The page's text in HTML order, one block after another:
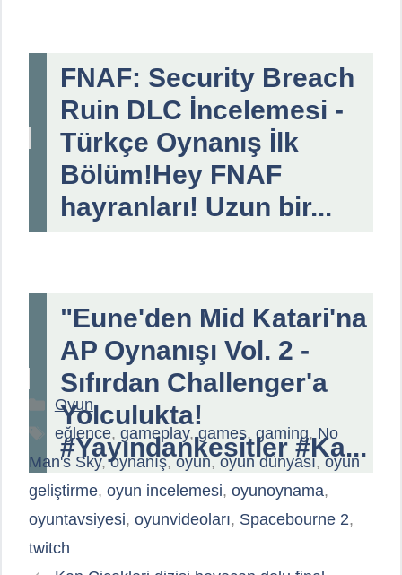
FNAF: Security Breach
Ruin DLC İncelemesi -
Türkçe Oynanış İlk
Bölüm!Hey FNAF
hayranları! Uzun bir...
"Eune'den Mid Katari'na
AP Oynanışı Vol. 2 -
Sıfırdan Challenger'a
Yolculukta!
#Yayındankesitler #Ka...
Kategoriler
Oyun
Etiketler
eğlence, gameplay,games, gaming,No
Man's Sky,oynanış,oyun,oyun dünyası,oyun
geliştirme, oyun incelemesi, oyunoynama,
oyuntavsiyesi, oyunvideoları, Spacebourne 2,
twitch